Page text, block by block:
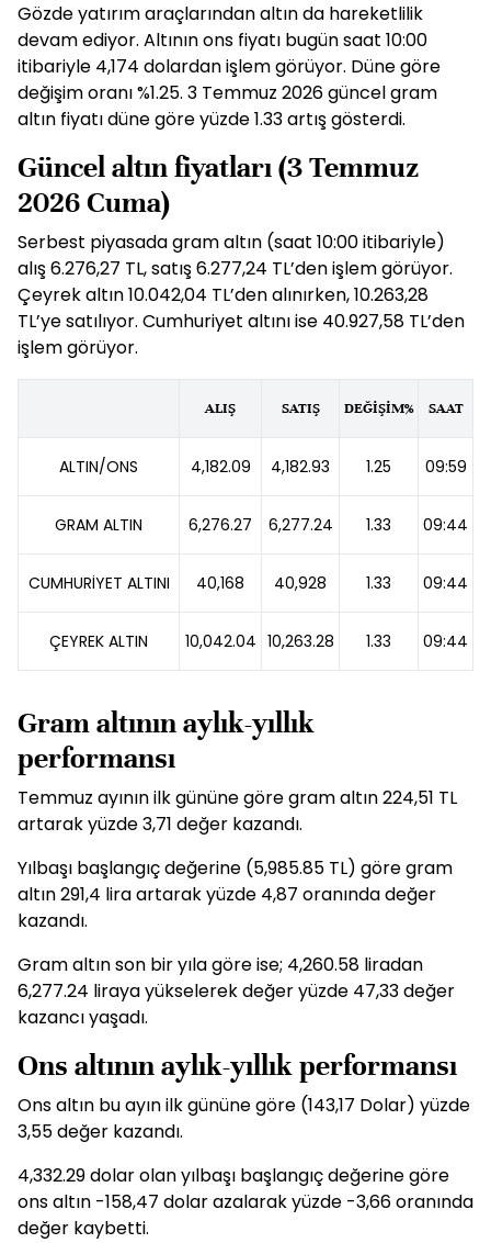
Gözde yatırım araçlarından altın da hareketlilik
devam ediyor. Altının ons fiyatı bugün saat 10:00
itibariyle 4,174 dolardan işlem görüyor. Düne göre
değişim oranı %1.25. 3 Temmuz 2026 güncel gram
altın fiyatı düne göre yüzde 1.33 artış gösterdi.
Güncel altın fiyatları (3 Temmuz
2026 Cuma)
Serbest piyasada gram altın (saat 10:00 itibariyle)
alış 6.276,27 TL, satış 6.277,24 TL’den işlem görüyor.
Çeyrek altın 10.042,04 TL’den alınırken, 10.263,28
TL’ye satılıyor. Cumhuriyet altını ise 40.927,58 TL’den
işlem görüyor.
ALIŞ SATIŞ DEĞİŞİM% SAAT
ALTIN/ONS 4,182.09 4,182.93 1.25 09:59
GRAM ALTIN 6,276.27 6,277.24 1.33 09:44
CUMHURİYET ALTINI 40,168 40,928 1.33 09:44
ÇEYREK ALTIN 10,042.04 10,263.28 1.33 09:44
Gram altının aylık-yıllık
performansı
Temmuz ayının ilk gününe göre gram altın 224,51 TL
artarak yüzde 3,71 değer kazandı.
Yılbaşı başlangıç değerine (5,985.85 TL) göre gram
altın 291,4 lira artarak yüzde 4,87 oranında değer
kazandı.
Gram altın son bir yıla göre ise; 4,260.58 liradan
6,277.24 liraya yükselerek değer yüzde 47,33 değer
kazancı yaşadı.
Ons altının aylık-yıllık performansı
Ons altın bu ayın ilk gününe göre (143,17 Dolar) yüzde
3,55 değer kazandı.
4,332.29 dolar olan yılbaşı başlangıç değerine göre
ons altın -158,47 dolar azalarak yüzde -3,66 oranında
değer kaybetti.